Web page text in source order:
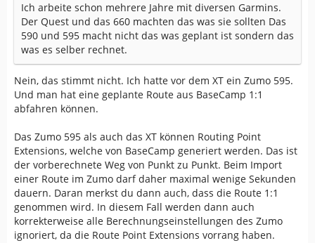
Ich arbeite schon mehrere Jahre mit diversen Garmins.
Der Quest und das 660 machten das was sie sollten Das
590 und 595 macht nicht das was geplant ist sondern das
was es selber rechnet.
Nein, das stimmt nicht. Ich hatte vor dem XT ein Zumo 595.
Und man hat eine geplante Route aus BaseCamp 1:1
abfahren können.
Das Zumo 595 als auch das XT können Routing Point
Extensions, welche von BaseCamp generiert werden. Das ist
der vorberechnete Weg von Punkt zu Punkt. Beim Import
einer Route im Zumo darf daher maximal wenige Sekunden
dauern. Daran merkst du dann auch, dass die Route 1:1
genommen wird. In diesem Fall werden dann auch
korrekterweise alle Berechnungseinstellungen des Zumo
ignoriert, da die Route Point Extensions vorrang haben.